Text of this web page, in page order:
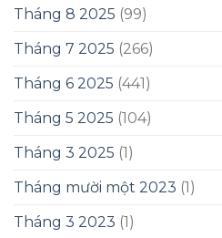
Tháng 8 2025 (99)
Tháng 7 2025 (266)
Tháng 6 2025 (441)
Tháng 5 2025 (104)
Tháng 3 2025 (1)
Tháng mười một 2023 (1)
Tháng 3 2023 (1)